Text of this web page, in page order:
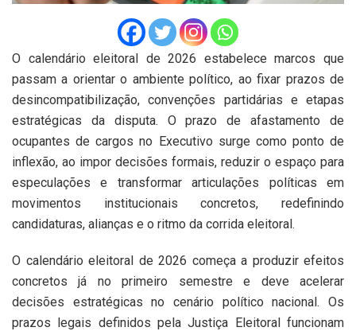
O calendário eleitoral de 2026 estabelece marcos que
passam a orientar o ambiente político, ao fixar prazos de
desincompatibilização, convenções partidárias e etapas
estratégicas da disputa. O prazo de afastamento de
ocupantes de cargos no Executivo surge como ponto de
inflexão, ao impor decisões formais, reduzir o espaço para
especulações e transformar articulações políticas em
movimentos institucionais concretos, redefinindo
candidaturas, alianças e o ritmo da corrida eleitoral.
O calendário eleitoral de 2026 começa a produzir efeitos
concretos já no primeiro semestre e deve acelerar
decisões estratégicas no cenário político nacional. Os
prazos legais definidos pela Justiça Eleitoral funcionam